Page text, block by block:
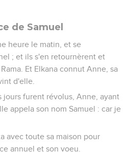
de Samuel
heure le matin, et se
; et ils s'en retournèrent et
Et Elkana connut Anne, sa
d'elle.
jours furent révolus, Anne, ayant
appela son nom Samuel : car je
avec toute sa maison pour
annuel et son voeu.